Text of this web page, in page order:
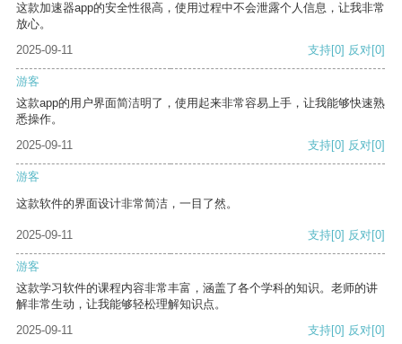
这款加速器app的安全性很高，使用过程中不会泄露个人信息，让我非常
放心。
2025-09-11
支持[0] 反对[0]
游客
这款app的用户界面简洁明了，使用起来非常容易上手，让我能够快速熟
悉操作。
2025-09-11
支持[0] 反对[0]
游客
这款软件的界面设计非常简洁，一目了然。
2025-09-11 支持[0] 反对[0]
游客
这款学习软件的课程内容非常丰富，涵盖了各个学科的知识。老师的讲
解非常生动，让我能够轻松理解知识点。
2025-09-11
支持[0] 反对[0]